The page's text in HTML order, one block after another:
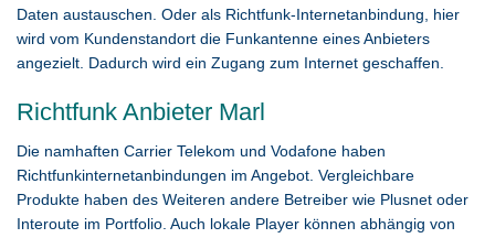
Daten austauschen. Oder als Richtfunk-Internetanbindung, hier
wird vom Kundenstandort die Funkantenne eines Anbieters
angezielt. Dadurch wird ein Zugang zum Internet geschaffen.
Richtfunk Anbieter Marl
Die namhaften Carrier Telekom und Vodafone haben
Richtfunkinternetanbindungen im Angebot. Vergleichbare
Produkte haben des Weiteren andere Betreiber wie Plusnet oder
Interoute im Portfolio. Auch lokale Player können abhängig von